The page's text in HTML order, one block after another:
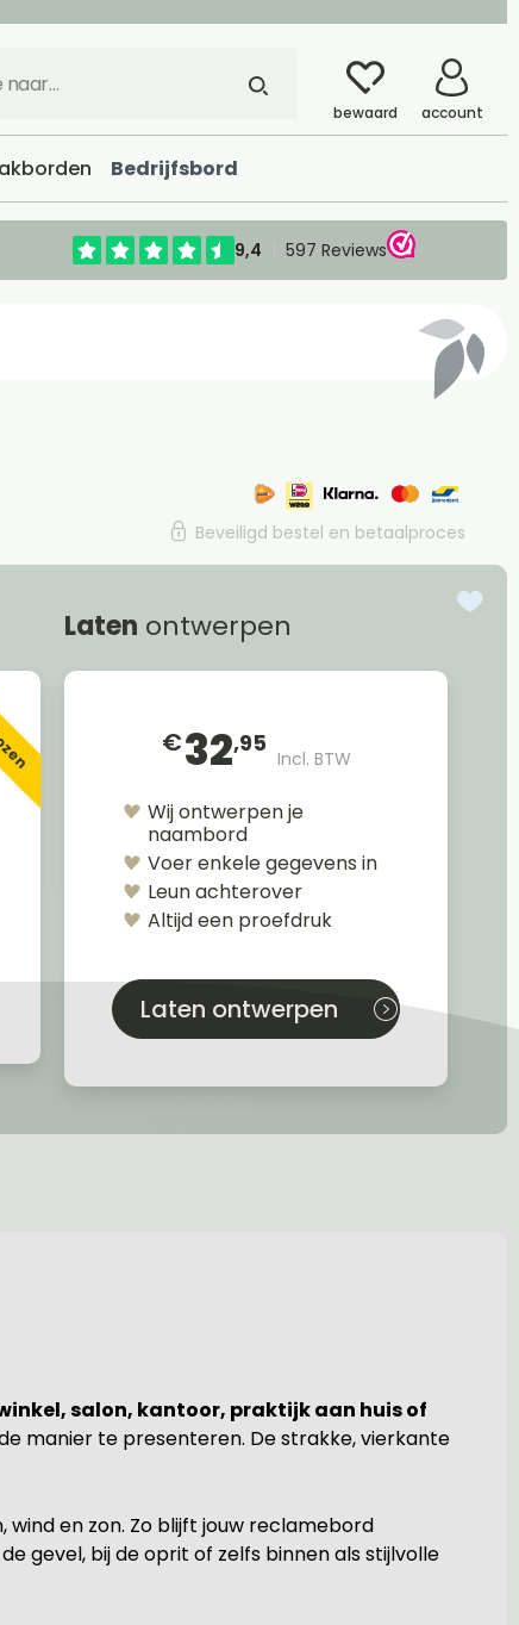
bewaard account
Bedrijfsbord
Beveiligd bestel en betaalproces
Laten ontwerpen
€32,95
Incl. BTW
Wij ontwerpen je
naambord
Voer enkele gegevens in
Leun achterover
Altijd een proefdruk
Laten ontwerpen
salon, kantoor, praktijk aan huis of
manier te presenteren. De strakke, vierkante
en zon. Zo blijft jouw reclamebord
gevel, bij de oprit of zelfs binnen als stijlvolle